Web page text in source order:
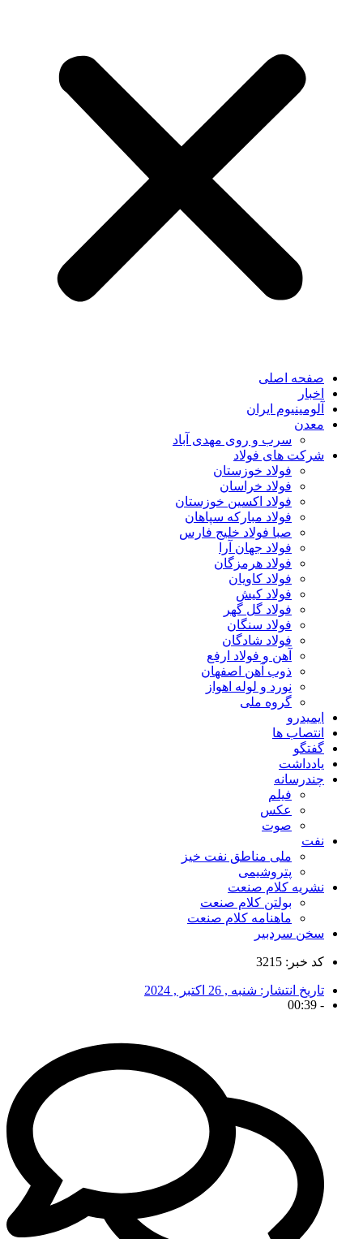
صفحه اصلی
اخبار
آلومینیوم ایران
معدن
سرب و روی مهدی آباد
شرکت های فولاد
فولاد خوزستان
فولاد خراسان
فولاد اکسین خوزستان
فولاد مبارکه سپاهان
صبا فولاد خلیج فارس
فولاد جهان آرا
فولاد هرمزگان
فولاد کاویان
فولاد کیش
فولاد گل گهر
فولاد سنگان
فولاد شادگان
آهن و فولاد ارفع
ذوب آهن اصفهان
نورد و لوله اهواز
گروه ملی
ایمیدرو
انتصاب ها
گفتگو
یادداشت
چندرسانه
فیلم
عکس
صوت
نفت
ملی مناطق نفت خیز
پتروشیمی
نشریه کلام صنعت
بولتن کلام صنعت
ماهنامه کلام صنعت
سخن سردبیر
کد خبر: 3215
تاریخ انتشار: شنبه , 26 اکتبر , 2024
-
00:39